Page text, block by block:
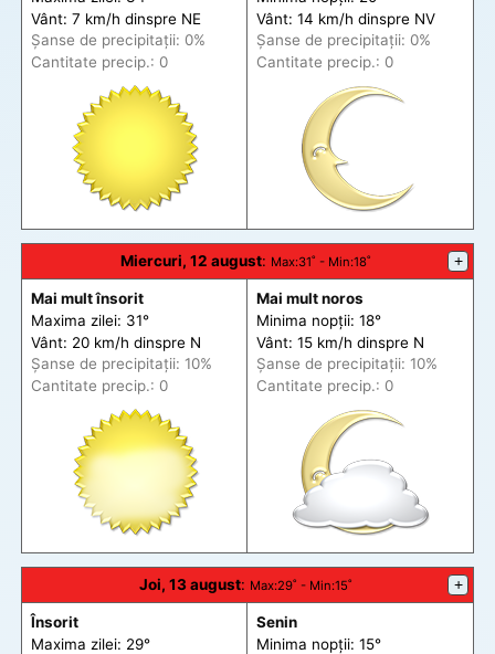
Vânt: 7 km/h dinspre NE
Șanse de precipitații: 0%
Cantitate precip.: 0
Vânt: 14 km/h dinspre NV
Șanse de precipitații: 0%
Cantitate precip.: 0
Miercuri, 12 august: Max:31˚ - Min:18˚ +
Mai mult însorit
Maxima zilei: 31°
Vânt: 20 km/h dinspre N
Șanse de precipitații: 10%
Cantitate precip.: 0
Mai mult noros
Minima nopții: 18°
Vânt: 15 km/h dinspre N
Șanse de precipitații: 10%
Cantitate precip.: 0
Joi, 13 august: Max:29˚ - Min:15˚ +
Însorit
Maxima zilei: 29°
Senin
Minima nopții: 15°